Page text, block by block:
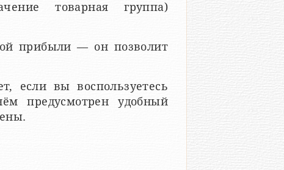
товарная группа)
прибыли — он позволит
если вы воспользуетесь
предусмотрен удобный